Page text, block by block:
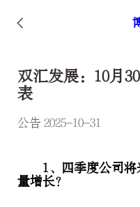
双汇发展：10月
表
公告 2025-10-31
1、四季度公司
量增长？